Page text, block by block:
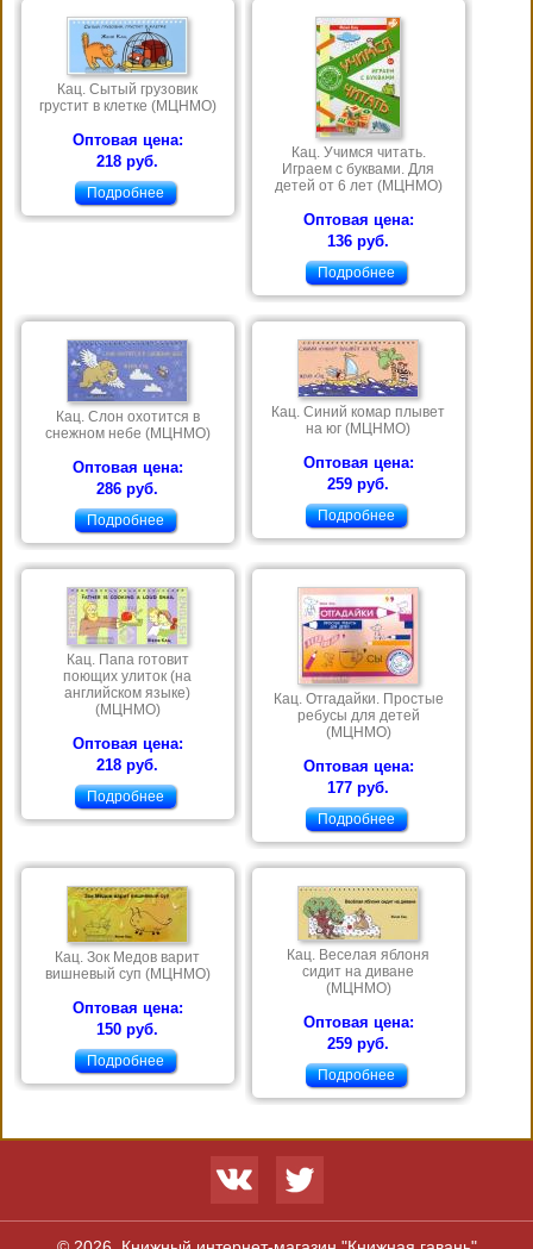
Кац. Сытый грузовик
грустит в клетке (МЦНМО)
Оптовая цена:
218 руб.
Подробнее
Кац. Учимся читать.
Играем с буквами. Для
детей от 6 лет (МЦНМО)
Оптовая цена:
136 руб.
Подробнее
Кац. Слон охотится в
снежном небе (МЦНМО)
Оптовая цена:
286 руб.
Подробнее
Кац. Синий комар плывет
на юг (МЦНМО)
Оптовая цена:
259 руб.
Подробнее
Кац. Папа готовит
поющих улиток (на
английском языке)
(МЦНМО)
Оптовая цена:
218 руб.
Подробнее
Кац. Отгадайки. Простые
ребусы для детей
(МЦНМО)
Оптовая цена:
177 руб.
Подробнее
Кац. Зок Медов варит
вишневый суп (МЦНМО)
Оптовая цена:
150 руб.
Подробнее
Кац. Веселая яблоня
сидит на диване
(МЦНМО)
Оптовая цена:
259 руб.
Подробнее